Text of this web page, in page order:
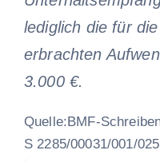
lediglich die für
erbrachten
3.000 €.
Quelle:BMF-
S 2285/00031/001/